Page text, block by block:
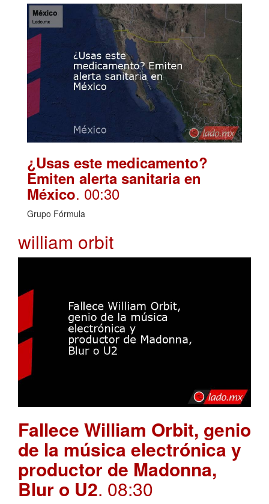
¿Usas este medicamento?
Emiten alerta sanitaria en
México. 00:30
Grupo Fórmula
william orbit
Fallece William Orbit, genio
de la música electrónica y
productor de Madonna,
Blur o U2. 08:30